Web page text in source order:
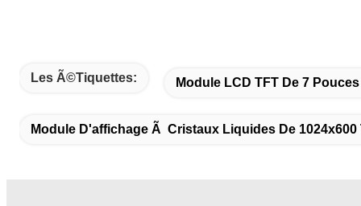
Les Ã©tiquettes: Module LCD TFT De 7 Pouces
Module D'affichage Ã Cristaux Liquides De 1024x600